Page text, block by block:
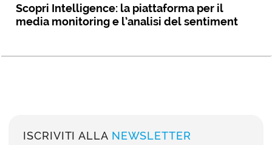
Scopri Intelligence: la piattaforma per il
media monitoring e l’analisi del sentiment
ISCRIVITI ALLA NEWSLETTER